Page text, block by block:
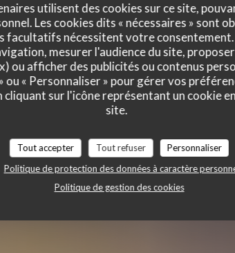
utilisent des cookies sur ce site,
Les cookies dits « nécessaires » sont
facultatifs nécessitent votre
mesurer l'audience du site,
ou afficher des publicités ou contenus
ou « Personnaliser » pour gérer vos
sur l'icône représentant un cookie
site.
Tout accepter Tout refuser
Personnaliser
Politique de protection des données à caractère
Politique de gestion des cookies